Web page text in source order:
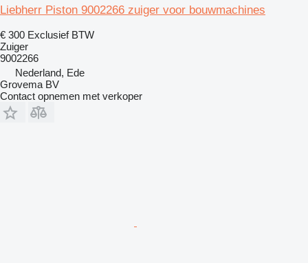
Liebherr Piston 9002266 zuiger voor bouwmachines
€ 300 Exclusief BTW
Zuiger
9002266
Nederland, Ede
Grovema BV
Contact opnemen met verkoper